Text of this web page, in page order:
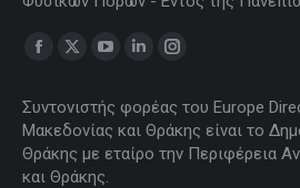
Find us on:
Facebook
opens
in
new
X
opens
new
YouTube
opens
in
new
Linkedin
opens
Instagram
opens
Συντονιστής φορέας του Europe
Μακεδονίας και Θράκης είναι το
Θράκης με εταίρο την Περιφέρεια
και Θράκης.